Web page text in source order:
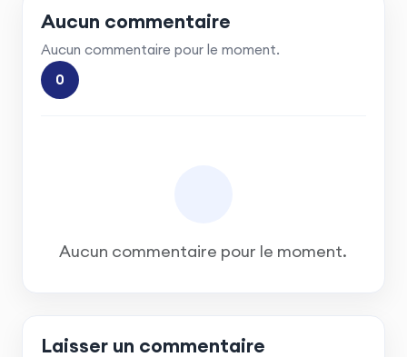
Aucun commentaire
Aucun commentaire pour le moment.
0
Aucun commentaire pour le moment.
Laisser un commentaire